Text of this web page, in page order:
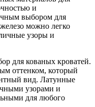
и
выбором для
можно легко
узоры и
для кованых кроватей.
оттенком, который
вид. Латунные
узорами и
для любого